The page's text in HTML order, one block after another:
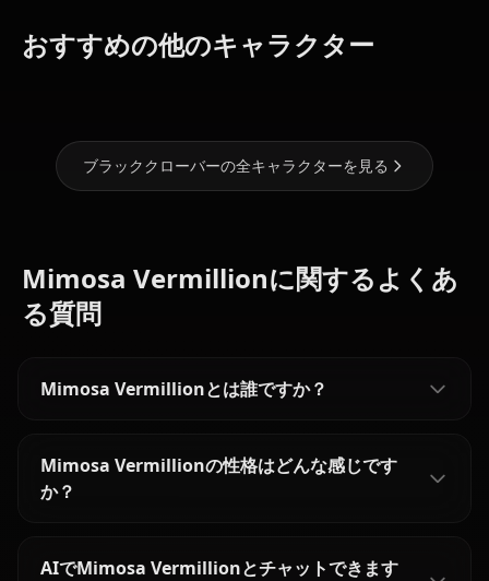
おすすめの他のキャラクター
ノエル・シル
ヴァ
セクレ・スワ
ヴァネッサ・
ブラッククローバーの全キャラクターを見る
Mimosa Vermillionに関するよくあ
る質問
Mimosa Vermillionとは誰ですか？
Mimosa Vermillionの性格はどんな感じです
か？
AIでMimosa Vermillionとチャットできます